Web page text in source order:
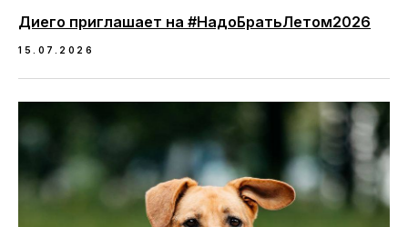
Диего приглашает на #НадоБратьЛетом2026
15.07.2026